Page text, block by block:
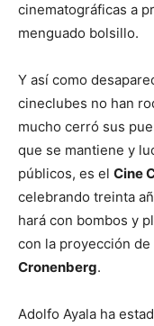
cinematográficas a
menguado bolsillo.
Y así como
cineclubes no han
mucho cerró sus
que se mantiene y
públicos, es el Cine
celebrando treinta
hará con bombos y
con la proyección de
Cronenberg.
Adolfo Ayala ha